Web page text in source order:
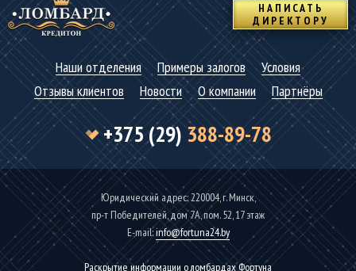
НАПИСАТЬ
ДИРЕКТОРУ
Наши отделения Примеры залогов
Условия
Отзывы клиентов
Новости О компании Партнёры
+375 (29)388-89-78
Юридический адрес: 220004, г. Минск,
пр-т Победителей, дом 7А, пом. 52, 17 этаж
Е-mаil:info@fortuna24.by
Раскрытие информации о ломбардах Фортуна